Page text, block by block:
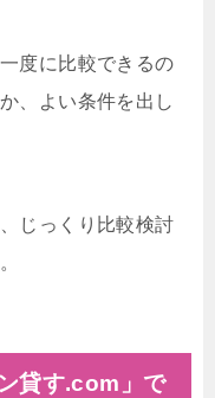
度に比較できるの
、よい条件を出し
じっくり比較検討
貸す.com」で